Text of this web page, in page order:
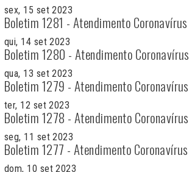
sex, 15 set 2023
Boletim 1281 - Atendimento Coronavírus
qui, 14 set 2023
Boletim 1280 - Atendimento Coronavírus
qua, 13 set 2023
Boletim 1279 - Atendimento Coronavírus
ter, 12 set 2023
Boletim 1278 - Atendimento Coronavírus
seg, 11 set 2023
Boletim 1277 - Atendimento Coronavírus
dom, 10 set 2023